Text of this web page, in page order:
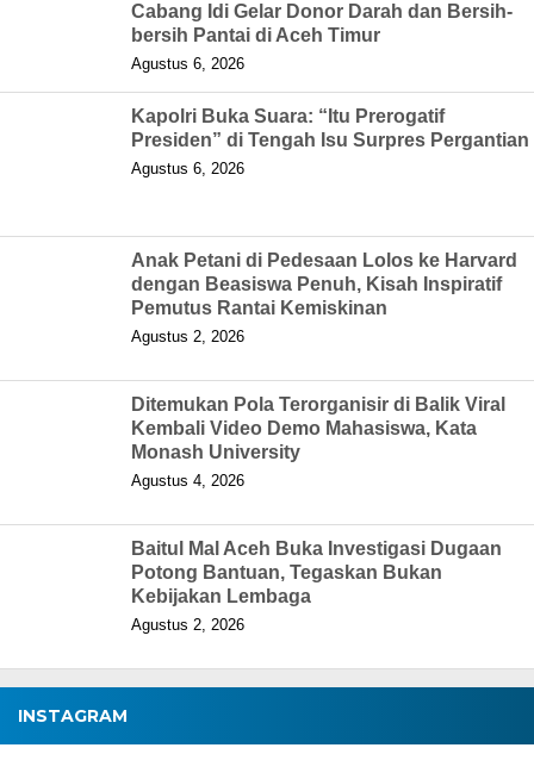
Cabang Idi Gelar Donor Darah dan Bersih-
bersih Pantai di Aceh Timur
Agustus 6, 2026
Kapolri Buka Suara: “Itu Prerogatif
Presiden” di Tengah Isu Surpres Pergantian
Agustus 6, 2026
Anak Petani di Pedesaan Lolos ke Harvard
dengan Beasiswa Penuh, Kisah Inspiratif
Pemutus Rantai Kemiskinan
Agustus 2, 2026
Ditemukan Pola Terorganisir di Balik Viral
Kembali Video Demo Mahasiswa, Kata
Monash University
Agustus 4, 2026
Baitul Mal Aceh Buka Investigasi Dugaan
Potong Bantuan, Tegaskan Bukan
Kebijakan Lembaga
Agustus 2, 2026
INSTAGRAM